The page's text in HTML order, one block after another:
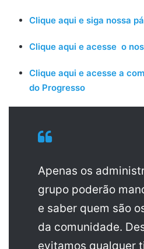
Clique aqui e siga nossa
Clique aqui e acesse o
Clique aqui e acesse a
do Progresso
Apenas os
grupo poderão
e saber quem são
da comunidade.
evitamos qualquer